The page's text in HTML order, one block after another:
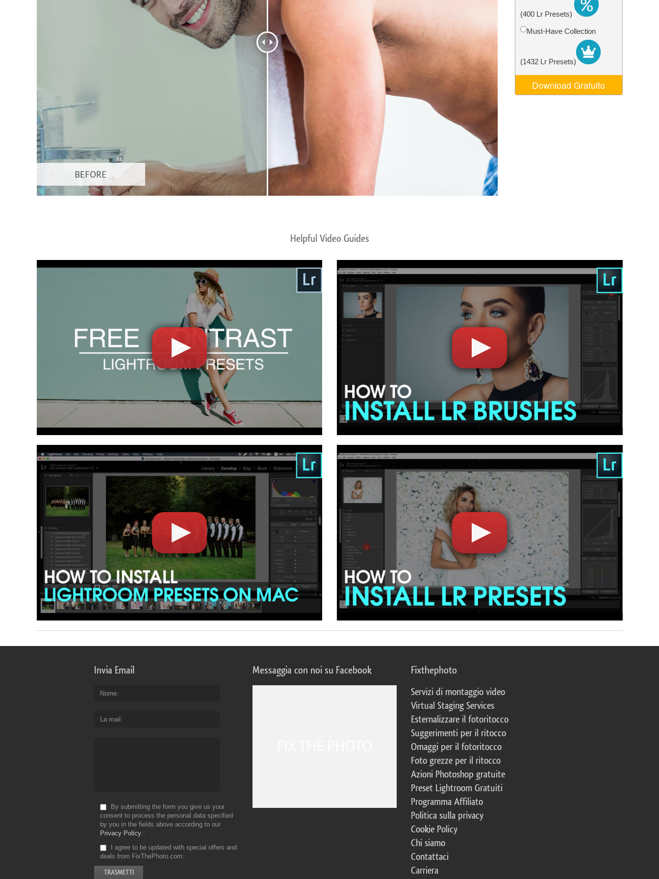
Servizi di ritocco del prodotto Video Editing Services(400 Lr Presets)
Must-Have Collection
(1432 Lr Presets)
Download Gratuito
Helpful Video Guides
Invia Email
Nome
La mail
By submitting the form you give us your
consent to process the personal data specified
by you in the fields above according to our
Privacy Policy
I agree to be updated with special offers and
deals from FixThePhoto.com
Messaggia con noi su Facebook Fixthephoto
Servizi di montaggio video
Virtual Staging Services
Esternalizzare il fotoritocco
Suggerimenti per il ritocco
Omaggi per il fotoritocco
Foto grezze per il ritocco
Azioni Photoshop gratuite
Preset Lightroom Gratuiti
Programma Affiliato
Politica sulla privacy
Cookie Policy
Chi siamo
Contattaci
Carriera